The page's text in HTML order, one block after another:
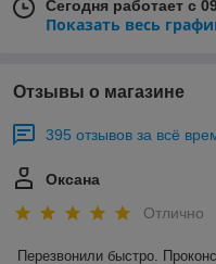
Сегодня работает с
Показать весь
Отзывы о магазине
395 отзывов за всё
Оксана
Отлично
Перезвонили быстро.